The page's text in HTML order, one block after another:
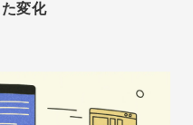
変化